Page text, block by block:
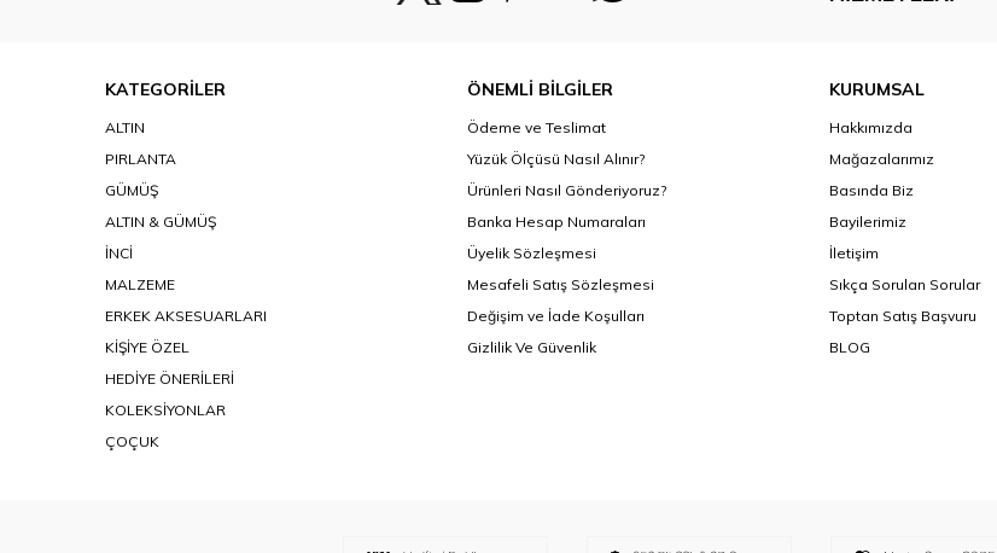
KATEGORİLER
ALTIN
PIRLANTA
GÜMÜŞ
ALTIN & GÜMÜŞ
İNCİ
MALZEME
ERKEK AKSESUARLARI
KİŞİYE ÖZEL
HEDİYE ÖNERİLERİ
KOLEKSİYONLAR
ÇOÇUK
ÖNEMLİ BİLGİLER
Ödeme ve Teslimat
Yüzük Ölçüsü Nasıl Alınır?
Ürünleri Nasıl Gönderiyoruz?
Banka Hesap Numaraları
Üyelik Sözleşmesi
Mesafeli Satış Sözleşmesi
Değişim ve İade Koşulları
Gizlilik Ve Güvenlik
KURUMSAL
Hakkımızda
Mağazalarımız
Basında Biz
Bayilerimiz
İletişim
Sıkça Sorulan Sorular
Toptan Satış Başvuru
BLOG